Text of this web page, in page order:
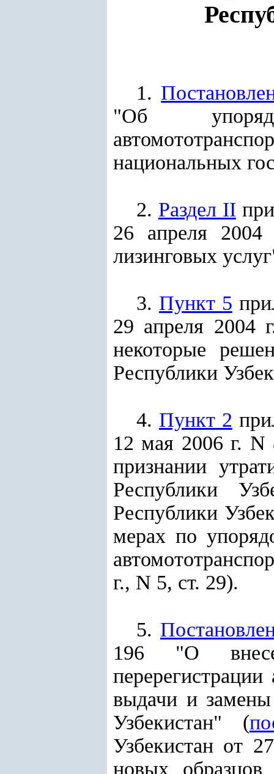
1.
"Об
национальных
2. Раздел II
26 апреля
лизинговых
3. Пункт 5
29 апреля 2004
некоторые
Республики
4. Пункт 2
12 мая 2006 г.
признании
Республики
Республики
мерах по
г., N 5, ст. 29).
5.
196 "О
выдачи и замены
Узбекистан" (
Узбекистан от
новых образцов